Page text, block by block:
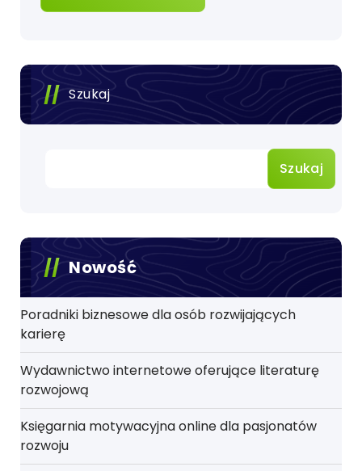
Szukaj
Szukaj
Nowość
Poradniki biznesowe dla osób rozwijających
karierę
Wydawnictwo internetowe oferujące literaturę
rozwojową
Księgarnia motywacyjna online dla pasjonatów
rozwoju